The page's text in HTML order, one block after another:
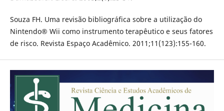
Souza FH. Uma revisão bibliográfica sobre a utilização do
Nintendo® Wii como instrumento terapêutico e seus fatores
de risco. Revista Espaço Acadêmico. 2011;11(123):155-160.